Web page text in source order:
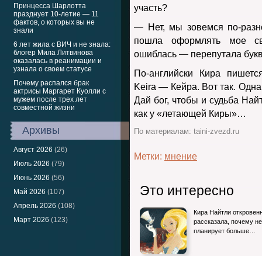
Принцесса Шарлотта
празднует 10-летие — 11
фактов, о которых вы не
знали
6 лет жила с ВИЧ и не знала:
блогер Мила Литвинова
оказалась в реанимации и
узнала о своем статусе
Почему распался брак
актрисы Маргарет Куолли с
мужем после трех лет
совместной жизни
Архивы
Август 2026 (26)
Июль 2026 (79)
Июнь 2026 (56)
Май 2026 (107)
Апрель 2026 (108)
Март 2026 (123)
участь?
— Нет, мы зовемся по-
пошла оформлять мое
ошиблась — перепутала
По-английски Кира
Keira — Кейра. Вот так.
Дай бог, чтобы и судьба
как у «летающей Киры»…
По материалам: taini-zvezd.ru
Метки: мнение
Это интересно
Кира Найтли
рассказала, почему не
планирует больше…